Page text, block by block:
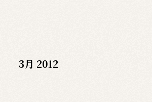
3月 2012